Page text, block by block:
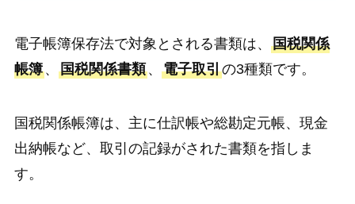
電子帳簿保存法で対象とされる書類は、 国税関係
帳簿、 国税関係書類、 電子取引の3種類です。
国税関係帳簿は、主に仕訳帳や総勘定元帳、現金
出納帳など、取引の記録がされた書類を指しま
す。